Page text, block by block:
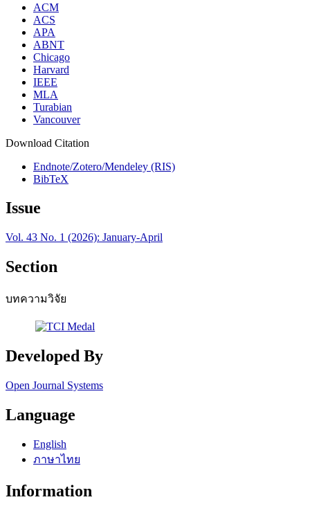
ACM
ACS
APA
ABNT
Chicago
Harvard
IEEE
MLA
Turabian
Vancouver
Download Citation
Endnote/Zotero/Mendeley (RIS)
BibTeX
Issue
Vol. 43 No. 1 (2026): January-April
Section
บทความวิจัย
Developed By
Open Journal Systems
Language
English
ภาษาไทย
Information